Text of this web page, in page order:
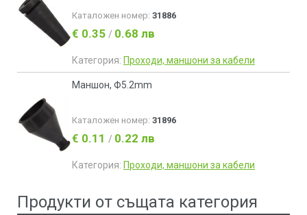
Каталожен номер: 31886
€ 0.35 / 0.68 лв
Категория: Проходи, маншони за кабели
Маншон, Ф5.2mm
Каталожен номер: 31896
€ 0.11 / 0.22 лв
Категория: Проходи, маншони за кабели
Продукти от същата категория